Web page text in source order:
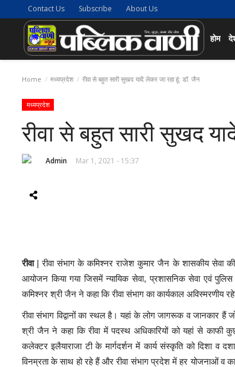
Contact Us Subscribe About Us
होम
Home मध्यप्रदेश रीवा से बहुत सारी सुखद यादें लेकर जा रहा हूं: डॉ. जैन
मध्यप्रदेश
रीवा से बहुत सारी सुखद
Admin Mar 1, 2021 - 15:37
रीवा | रीवा संभाग के कमिश्नर राजेश कुमार जैन के शासकीय सेवा की
आयोजन किया गया जिसमें न्यायिक सेवा, प्रशासनिक सेवा एवं पुलिस
कमिश्नर श्री जैन ने कहा कि रीवा संभाग का कार्यकाल अविस्मरणीय
रीवा संभाग विद्वानों का स्थल है। यहां के लोग जागरूक व जानकार
श्री जैन ने कहा कि रीवा में पदस्थ अधिकारियों को यहां से काफी
कलेक्टर इलैयाराजा टी के मार्गदर्शन में कार्य संस्कृति को दिशा व
विनम्रता के साथ हो रहे हैं और रीवा संभाग प्रदेश में हर योजनाओं व